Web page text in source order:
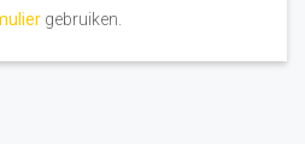
gebruiken.